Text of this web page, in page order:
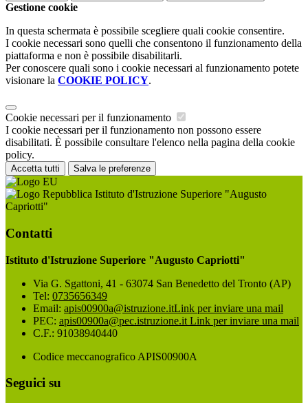
Gestione cookie
In questa schermata è possibile scegliere quali cookie consentire.
I cookie necessari sono quelli che consentono il funzionamento della
piattaforma e non è possibile disabilitarli.
Per conoscere quali sono i cookie necessari al funzionamento potete
visionare la COOKIE POLICY.
Cookie necessari per il funzionamento
I cookie necessari per il funzionamento non possono essere
disabilitati. È possibile consultare l'elenco nella pagina della cookie
policy.
Accetta tutti Salva le preferenze
Istituto d'Istruzione Superiore "Augusto
Capriotti"
Contatti
Istituto d'Istruzione Superiore "Augusto Capriotti"
Via G. Sgattoni, 41 - 63074 San Benedetto del Tronto (AP)
Tel: 0735656349
Email: apis00900a@istruzione.itLink per inviare una mail
PEC: apis00900a@pec.istruzione.it Link per inviare una mail
C.F.: 91038940440
Codice meccanografico APIS00900A
Seguici su